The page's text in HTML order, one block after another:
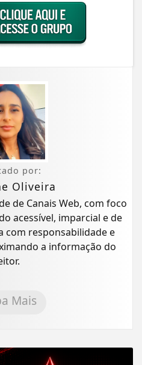
por:
Oliveira
de Canais Web, com foco
acessível, imparcial e de
com responsabilidade e
a informação do
Mais